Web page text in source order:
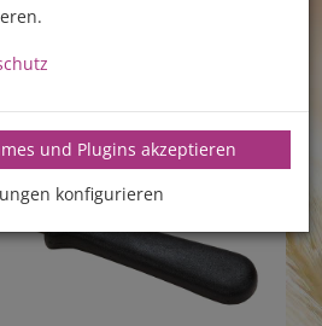
und Plugins akzeptieren
konfigurieren